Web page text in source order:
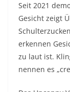
Seit 2021
Gesicht zeigt
erkennen
zu laut ist.
nennen es